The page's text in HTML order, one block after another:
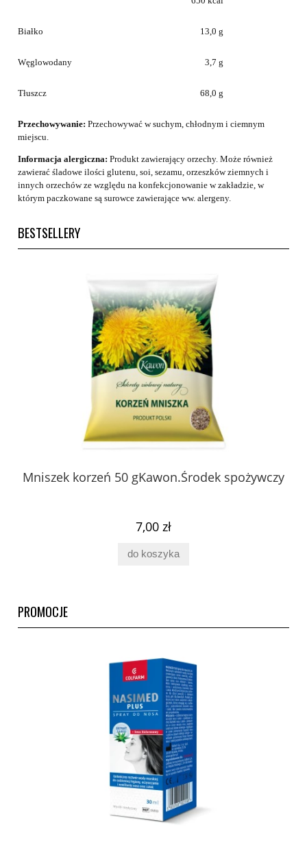
Białko 13,0 g
Węglowodany 3,7 g
Tłuszcz 68,0 g
Przechowywanie: Przechowywać w suchym, chłodnym i ciemnym
miejscu.
Informacja alergiczna: Produkt zawierający orzechy. Może również
zawierać śladowe ilości glutenu, soi, sezamu, orzeszków ziemnych i
innych orzechów ze względu na konfekcjonowanie w zakładzie, w
którym paczkowane są surowce zawierające ww. alergeny.
BESTSELLERY
Mniszek korzeń 50 gKawon.Środek spożywczy
7,00 zł
do koszyka
PROMOCJE